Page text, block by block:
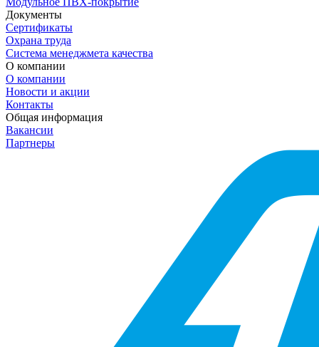
Документы
Сертификаты
Охрана труда
Система менеджмета качества
О компании
О компании
Новости и акции
Контакты
Общая информация
Вакансии
Партнеры